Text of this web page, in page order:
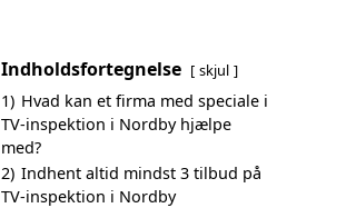
Indholdsfortegnelse skjul
1) Hvad kan et firma med speciale i
TV-inspektion i Nordby hjælpe
med?
2) Indhent altid mindst 3 tilbud på
TV-inspektion i Nordby